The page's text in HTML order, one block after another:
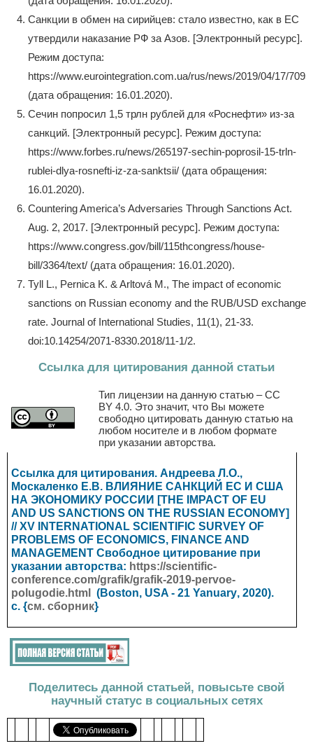
Санкции в обмен на сирийцев: стало известно, как в ЕС
утвердили наказание РФ за Азов. [Электронный ресурс].
Режим доступа:
https://www.eurointegration.com.ua/rus/news/2019/04/17/
(дата обращения: 16.01.2020).
Сечин попросил 1,5 трлн рублей для «Роснефти» из-за
санкций. [Электронный ресурс]. Режим доступа:
https://www.forbes.ru/news/265197-sechin-poprosil-15-trln-
rublei-dlya-rosnefti-iz-za-sanktsii/ (дата обращения:
16.01.2020).
Countering America’s Adversaries Through Sanctions Act.
Aug. 2, 2017. [Электронный ресурс]. Режим доступа:
https://www.congress.gov/bill/115thcongress/house-
bill/3364/text/ (дата обращения: 16.01.2020).
Tyll L., Pernica K. & Arltová M., The impact of economic
sanctions on Russian economy and the RUB/USD exchange
rate. Journal of International Studies, 11(1), 21-33.
doi:10.14254/2071-8330.2018/11-1/2.
Ссылка для цитирования данной статьи
Тип лицензии на данную статью – CC
BY 4.0. Это значит, что Вы можете
свободно цитировать данную статью на
любом носителе и в любом формате
при указании авторства.
Ссылка для цитирования. Андреева Л.О.,
Москаленко Е.В. ВЛИЯНИЕ САНКЦИЙ ЕС И США
НА ЭКОНОМИКУ РОССИИ [THE IMPACT OF EU
AND US SANCTIONS ON THE RUSSIAN ECONOMY]
// XV INTERNATIONAL SCIENTIFIC SURVEY OF
PROBLEMS OF ECONOMICS, FINANCE AND
MANAGEMENT Свободное цитирование при
указании авторства: https://scientific-
conference.com/grafik/grafik-2019-pervoe-
polugodie.html
(Boston, USA - 21 Yanuary, 2020).
с. {см. сборник}
Поделитесь данной статьей, повысьте свой
научный статус в социальных сетях